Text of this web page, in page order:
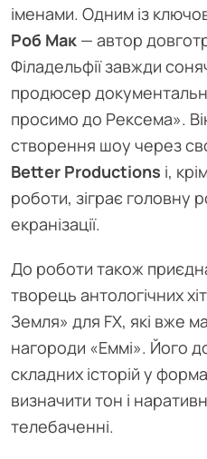
іменами. Одним із
Роб Мак — автор
Філадельфії завжди
продюсер
просимо до Рексема».
створення шоу через
Better Productions і,
роботи, зіграє головну
екранізації.
До роботи також
творець антологічних
Земля» для FX, які вже
нагороди «Еммі». Його
складних історій у
визначити тон і
телебаченні.